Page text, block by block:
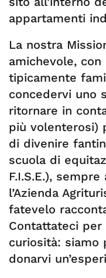
appartamenti
La nostra
amichevole, con
tipicamente
concedervi uno
ritornare in
più volenterosi)
di divenire
scuola di
F.I.S.E.),
l’Azienda
fatevelo
Contattateci per
curiosità: siamo
donarvi